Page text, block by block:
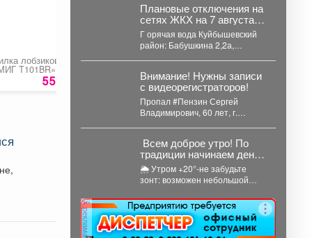
лобзиковая
T101BR»
5580
Леска для триммера
25 руб.
Набор
13390
Плановые отключения на
сетях ЖКХ на 7 августа
2026 г. (г. Новокузнецк)
Г орячая вода Куйбышевский
район: Бабушкина 2,2а,
Внимание! Нужны записи
с видеорегистраторов!
Пропал #Пензин Сергей
Владимирович, 60 лет, г.
Всем доброе утро! По
традиции начинаем день
с прогноза погоды и
щепотки народной
мудрости
🌦 Утром +20°-не забудьте
зонт: возможен небольшой
поднимется до +24°,...
реклама